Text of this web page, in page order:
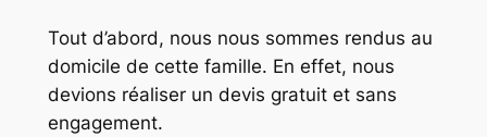
Tout d’abord, nous nous sommes rendus au
domicile de cette famille. En effet, nous
devions réaliser un devis gratuit et sans
engagement.